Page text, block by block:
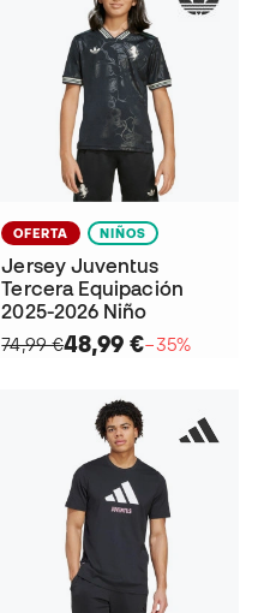
OFERTA NIÑOS
Jersey Juventus
Tercera Equipación
2025-2026 Niño
74,99 €48,99 €−35%